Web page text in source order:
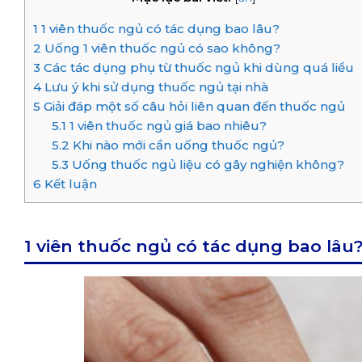
1 1 viên thuốc ngủ có tác dụng bao lâu?
2 Uống 1 viên thuốc ngủ có sao không?
3 Các tác dụng phụ từ thuốc ngủ khi dùng quá liều
4Lưu ý khi sử dụng thuốc ngủ tại nhà
5 Giải đáp một số câu hỏi liên quan đến thuốc ngủ
5.1 1 viên thuốc ngủ giá bao nhiêu?
5.2 Khi nào mới cần uống thuốc ngủ?
5.3 Uống thuốc ngủ liệu có gây nghiện không?
6 Kết luận
1 viên thuốc ngủ có tác dụng bao